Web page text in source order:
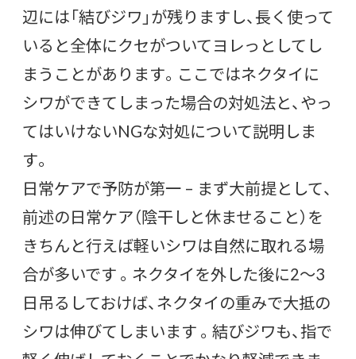
辺には「結びジワ」が残りますし、長く使って
いると全体にクセがついてヨレっとしてし
まうことがあります。ここではネクタイに
シワができてしまった場合の対処法と、やっ
てはいけないNGな対処について説明しま
す。
日常ケアで予防が第一 – まず大前提として、
前述の日常ケア（陰干しと休ませること）を
きちんと行えば軽いシワは自然に取れる場
合が多いです 。ネクタイを外した後に2～3
日吊るしておけば、ネクタイの重みで大抵の
シワは伸びてしまいます 。結びジワも、指で